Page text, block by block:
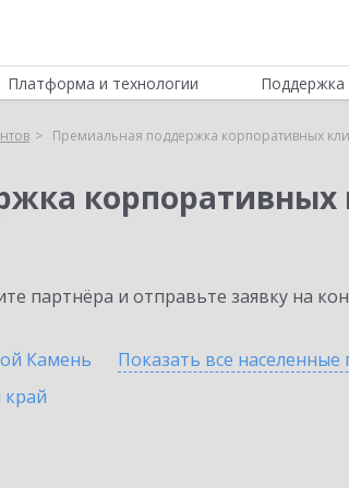
Платформа и технологии Поддержка
Премиальная поддержка корпоративных
корпоративных
партнёра и отправьте заявку на
Камень Показать все населенные
край